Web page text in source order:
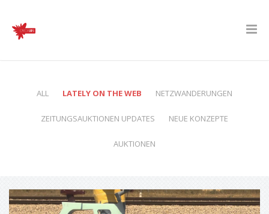
ALL LATELY ON THE WEB NETZWANDERUNGEN
ZEITUNGSAUKTIONEN UPDATES NEUE KONZEPTE
AUKTIONEN